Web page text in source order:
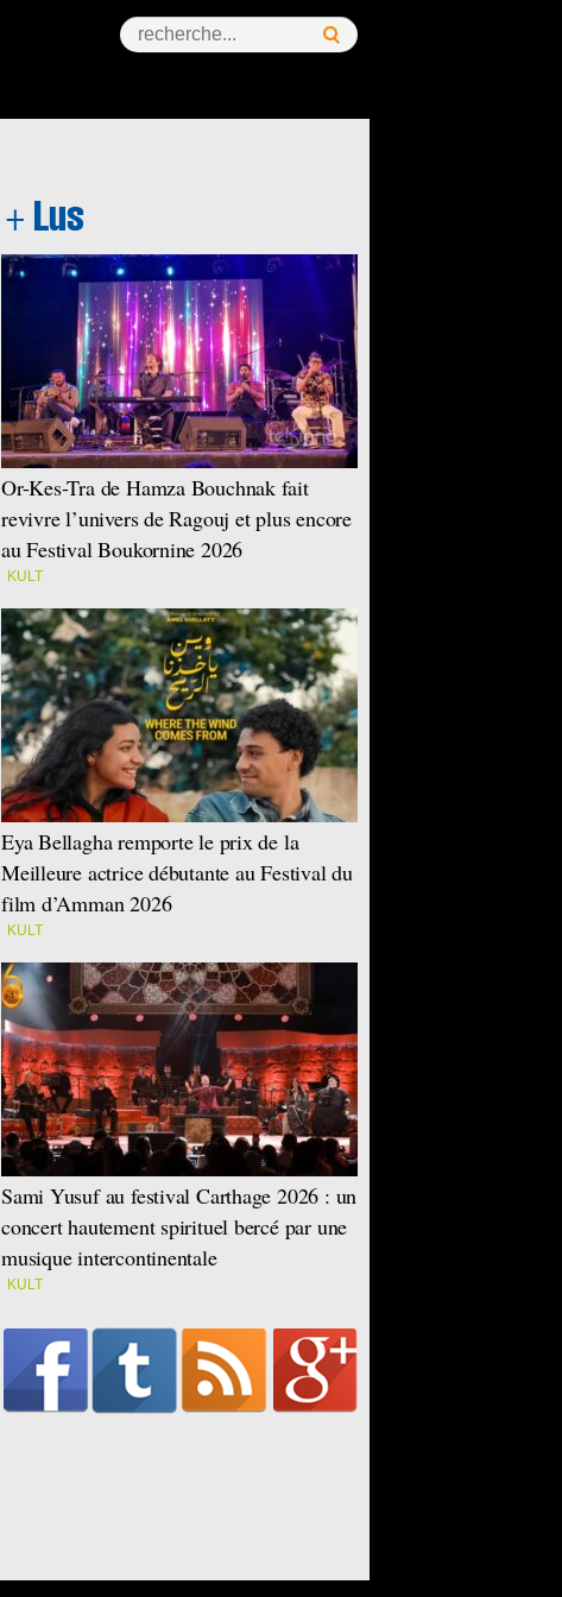
Or-Kes-Tra de Hamza Bouchnak fait
revivre l’univers de Ragouj et plus encore
au Festival Boukornine 2026
KULT
Eya Bellagha remporte le prix de la
Meilleure actrice débutante au Festival du
film d’Amman 2026
KULT
Sami Yusuf au festival Carthage 2026 : un
concert hautement spirituel bercé par une
musique intercontinentale
KULT